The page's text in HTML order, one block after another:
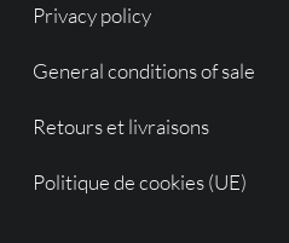
Privacy policy
General conditions of sale
Retours et livraisons
Politique de cookies (UE)